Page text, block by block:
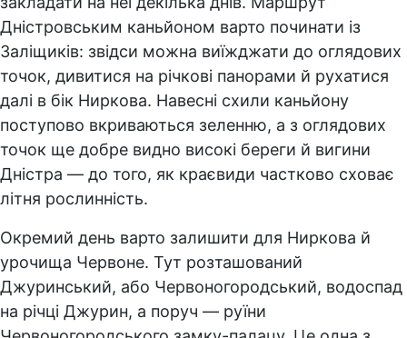
Дністровським каньйоном варто починати із
Заліщиків: звідси можна виїжджати до оглядових
точок, дивитися на річкові панорами й рухатися
далі в бік Ниркова. Навесні схили каньйону
поступово вкриваються зеленню, а з оглядових
точок ще добре видно високі береги й вигини
Дністра — до того, як краєвиди частково сховає
літня рослинність.
Окремий день варто залишити для Ниркова й
урочища Червоне. Тут розташований
Джуринський, або Червоногородський, водоспад
на річці Джурин, а поруч — руїни